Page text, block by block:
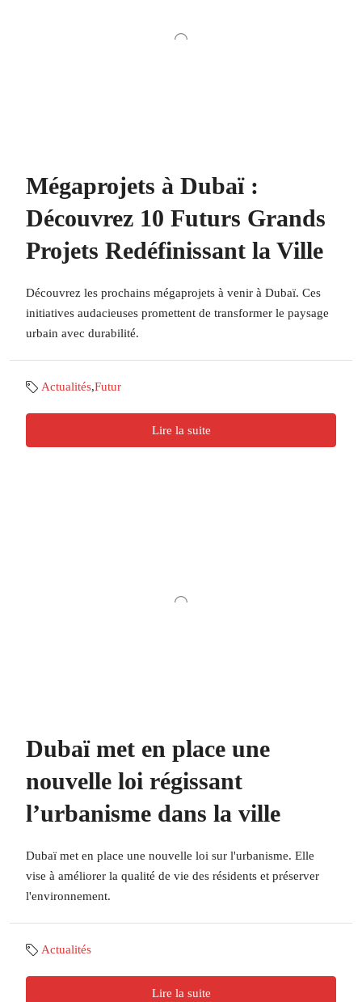
Mégaprojets à Dubaï :
Découvrez 10 Futurs Grands
Projets Redéfinissant la Ville
Découvrez les prochains mégaprojets à venir à Dubaï. Ces
initiatives audacieuses promettent de transformer le paysage
urbain avec durabilité.
Actualités,Futur
Lire la suite
Dubaï met en place une
nouvelle loi régissant
l’urbanisme dans la ville
Dubaï met en place une nouvelle loi sur l'urbanisme. Elle
vise à améliorer la qualité de vie des résidents et préserver
l'environnement.
Actualités
Lire la suite